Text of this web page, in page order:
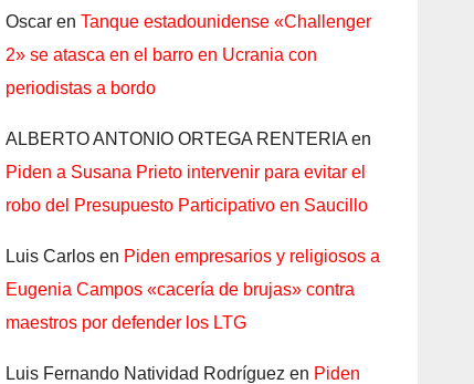
Oscar enTanque estadounidense «Challenger
2» se atasca en el barro en Ucrania con
periodistas a bordo
ALBERTO ANTONIO ORTEGA RENTERIA en
Piden a Susana Prieto intervenir para evitar el
robo del Presupuesto Participativo en Saucillo
Luis Carlos en Piden empresarios y religiosos a
Eugenia Campos «cacería de brujas» contra
maestros por defender los LTG
Luis Fernando Natividad Rodríguez en Piden